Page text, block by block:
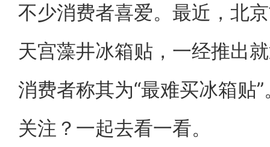
不少消费者喜爱。最近，北
天宫藻井冰箱贴，一经推出
消费者称其为“最难买冰箱贴
关注？一起去看一看。